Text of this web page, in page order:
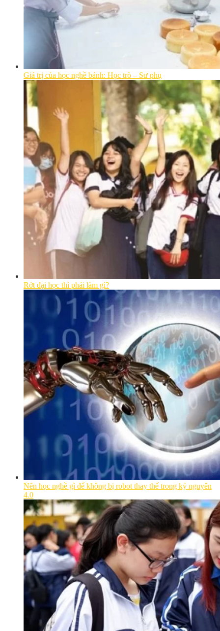
Giá trị của học nghề bánh: Học trò – Sư phụ
Rớt đại học thì phải làm gì?
Nên học nghề gì để không bị robot thay thế trong kỷ nguyên
4.0